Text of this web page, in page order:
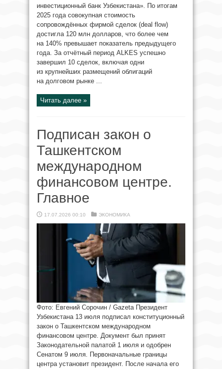
инвестиционный банк Узбекистана». По итогам
2025 года совокупная стоимость
сопровождённых фирмой сделок (deal flow)
достигла 120 млн долларов, что более чем
на 140% превышает показатель предыдущего
года. За отчётный период ALKES успешно
завершил 10 сделок, включая одни
из крупнейших размещений облигаций
на долговом рынке ...
Читать далее »
Подписан закон о
Ташкентском
международном
финансовом центре.
Главное
17.07.2026 00:10 ЭКОНОМИКА
Фото: Евгений Сорочин / Gazeta Президент
Узбекистана 13 июля подписал конституционный
закон о Ташкентском международном
финансовом центре. Документ был принят
Законодательной палатой 1 июля и одобрен
Сенатом 9 июля. Первоначальные границы
центра установит президент. После начала его